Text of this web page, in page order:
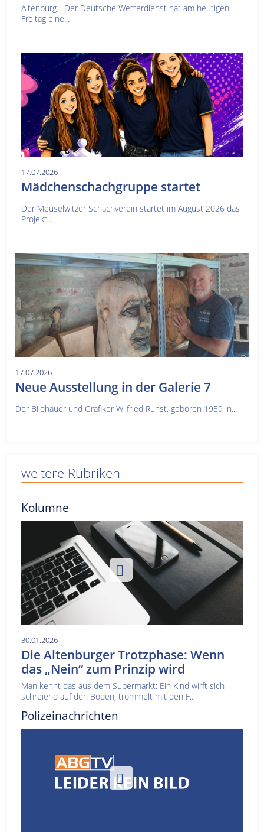
Altenburg - Der Deutsche Wetterdienst hat am heutigen
Freitag eine...
17.07.2026
Mädchenschachgruppe startet
Der Meuselwitzer Schachverein startet im August 2026 das
Projekt...
17.07.2026
Neue Ausstellung in der Galerie 7
Der Bildhauer und Grafiker Wilfried Runst, geboren 1959 in...
weitere Rubriken
Kolumne
30.01.2026
Die Altenburger Trotzphase: Wenn
das „Nein“ zum Prinzip wird
Man kennt das aus dem Supermarkt: Ein Kind wirft sich
schreiend auf den Boden, trommelt mit den F...
Polizeinachrichten